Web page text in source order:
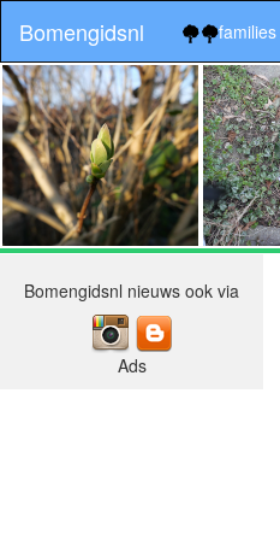
Bomengidsnl families
.
Bomengidsnl nieuws ook via
Ads